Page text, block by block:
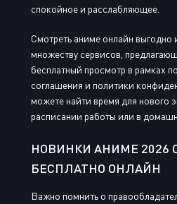
спокойное и расслабляющее.
Смотреть аниме онлайн выгодно
множеству сервисов,
бесплатный просмотр в рамках
соглашения и политики
можете найти время для нового
расписании работы или в
НОВИНКИ АНИМЕ 2026
БЕСПЛАТНО ОНЛАЙН
Важно помнить о